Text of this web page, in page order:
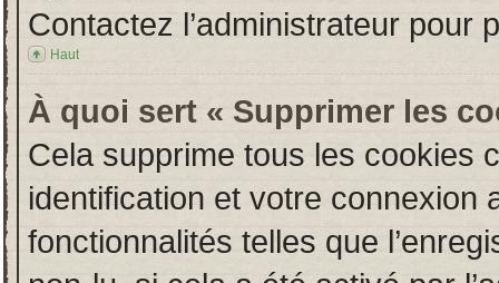
Contactez l’administrateur pour
Haut
À quoi sert « Supprimer les
Cela supprime tous les cookies
identification et votre connexion
fonctionnalités telles que